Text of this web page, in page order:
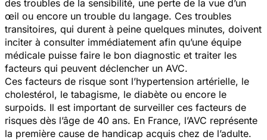
des troubles de la sensibilité, une perte de la vue d’un
œil ou encore un trouble du langage. Ces troubles
transitoires, qui durent à peine quelques minutes, doivent
inciter à consulter immédiatement afin qu’une équipe
médicale puisse faire le bon diagnostic et traiter les
facteurs qui peuvent déclencher un AVC.
Ces facteurs de risque sont l’hypertension artérielle, le
cholestérol, le tabagisme, le diabète ou encore le
surpoids. Il est important de surveiller ces facteurs de
risques dès l’âge de 40 ans. En France, l’AVC représente
la première cause de handicap acquis chez de l’adulte.